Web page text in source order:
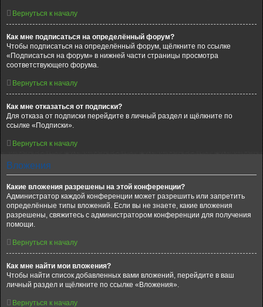
Вернуться к началу
Как мне подписаться на определённый форум?
Чтобы подписаться на определённый форум, щёлкните по ссылке
«Подписаться на форум» в нижней части страницы просмотра
соответствующего форума.
Вернуться к началу
Как мне отказаться от подписки?
Для отказа от подписки перейдите в личный раздел и щёлкните по
ссылке «Подписки».
Вернуться к началу
Вложения
Какие вложения разрешены на этой конференции?
Администратор каждой конференции может разрешить или запретить
определённые типы вложений. Если вы не знаете, какие вложения
разрешены, свяжитесь с администратором конференции для получения
помощи.
Вернуться к началу
Как мне найти мои вложения?
Чтобы найти список добавленных вами вложений, перейдите в ваш
личный раздел и щёлкните по ссылке «Вложения».
Вернуться к началу